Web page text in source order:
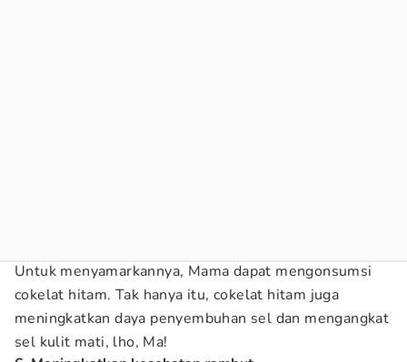
Untuk menyamarkannya, Mama dapat mengonsumsi
cokelat hitam. Tak hanya itu, cokelat hitam juga
meningkatkan daya penyembuhan sel dan mengangkat
sel kulit mati, lho, Ma!